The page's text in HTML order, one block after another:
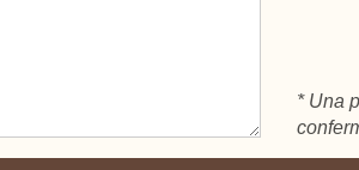
* Una